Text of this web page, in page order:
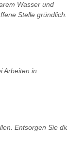
Wasser und
Stelle gründlich.
Arbeiten in
Entsorgen Sie